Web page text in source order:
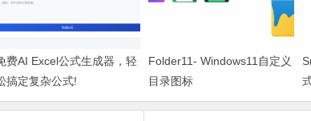
费AI Excel公式生成器，轻
搞定复杂公式!
Folder11- Windows11自定义
目录图标